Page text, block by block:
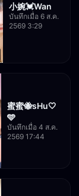
小婉💓Wan
บันทึกเมื่อ 6 ส.ค.
2569 3:29
蜜蜜🐝sHu🤍
🩵
บันทึกเมื่อ 4 ส.ค.
2569 17:44